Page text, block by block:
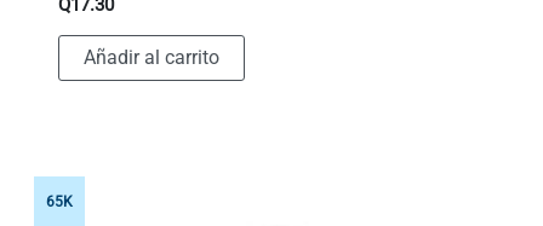
Q17.30
Añadir al carrito
65K